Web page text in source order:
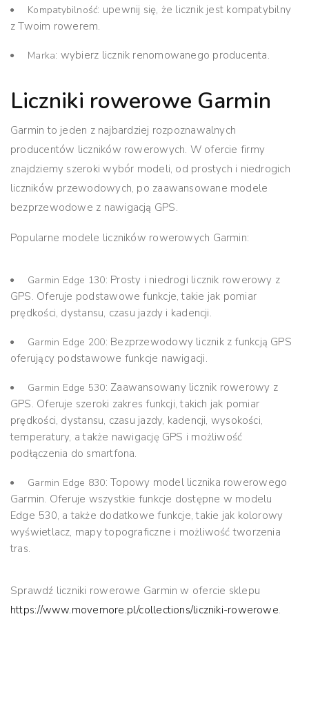
Kompatybilność: upewnij się, że licznik jest kompatybilny
z Twoim rowerem.
Marka: wybierz licznik renomowanego producenta.
Liczniki rowerowe Garmin
Garmin to jeden z najbardziej rozpoznawalnych
producentów liczników rowerowych. W ofercie firmy
znajdziemy szeroki wybór modeli, od prostych i niedrogich
liczników przewodowych, po zaawansowane modele
bezprzewodowe z nawigacją GPS.
Popularne modele liczników rowerowych Garmin:
Garmin Edge 130: Prosty i niedrogi licznik rowerowy z
GPS. Oferuje podstawowe funkcje, takie jak pomiar
prędkości, dystansu, czasu jazdy i kadencji.
Garmin Edge 200: Bezprzewodowy licznik z funkcją GPS
oferujący podstawowe funkcje nawigacji.
Garmin Edge 530: Zaawansowany licznik rowerowy z
GPS. Oferuje szeroki zakres funkcji, takich jak pomiar
prędkości, dystansu, czasu jazdy, kadencji, wysokości,
temperatury, a także nawigację GPS i możliwość
podłączenia do smartfona.
Garmin Edge 830: Topowy model licznika rowerowego
Garmin. Oferuje wszystkie funkcje dostępne w modelu
Edge 530, a także dodatkowe funkcje, takie jak kolorowy
wyświetlacz, mapy topograficzne i możliwość tworzenia
tras.
Sprawdź liczniki rowerowe Garmin w ofercie sklepu
https://www.movemore.pl/collections/liczniki-rowerowe.